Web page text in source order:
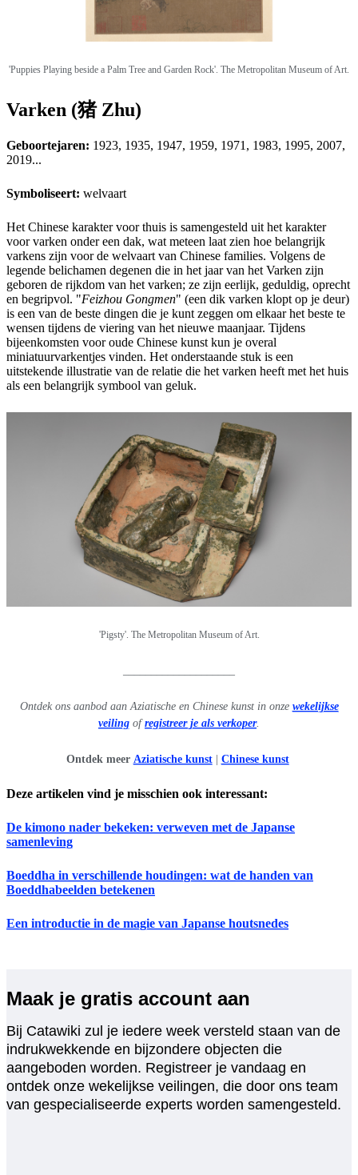
'Puppies Playing beside a Palm Tree and Garden Rock'. The Metropolitan Museum of Art.
Varken (猪 Zhu)
Geboortejaren: 1923, 1935, 1947, 1959, 1971, 1983, 1995, 2007,
2019...
Symboliseert: welvaart
Het Chinese karakter voor thuis is samengesteld uit het karakter
voor varken onder een dak, wat meteen laat zien hoe belangrijk
varkens zijn voor de welvaart van Chinese families. Volgens de
legende belichamen degenen die in het jaar van het Varken zijn
geboren de rijkdom van het varken; ze zijn eerlijk, geduldig, oprecht
en begripvol. "Feizhou Gongmen" (een dik varken klopt op je deur)
is een van de beste dingen die je kunt zeggen om elkaar het beste te
wensen tijdens de viering van het nieuwe maanjaar. Tijdens
bijeenkomsten voor oude Chinese kunst kun je overal
miniatuurvarkentjes vinden. Het onderstaande stuk is een
uitstekende illustratie van de relatie die het varken heeft met het huis
als een belangrijk symbool van geluk.
'Pigsty'. The Metropolitan Museum of Art.
Ontdek ons aanbod aan Aziatische en Chinese kunst in onze wekelijkse
veiling ofregistreer je als verkoper.
Ontdek meer Aziatische kunst| Chinese kunst
Deze artikelen vind je misschien ook interessant:
De kimono nader bekeken: verweven met de Japanse
samenleving
Boeddha in verschillende houdingen: wat de handen van
Boeddhabeelden betekenen
Een introductie in de magie van Japanse houtsnedes
Maak je gratis account aan
Bij Catawiki zul je iedere week versteld staan van de
indrukwekkende en bijzondere objecten die
aangeboden worden. Registreer je vandaag en
ontdek onze wekelijkse veilingen, die door ons team
van gespecialiseerde experts worden samengesteld.